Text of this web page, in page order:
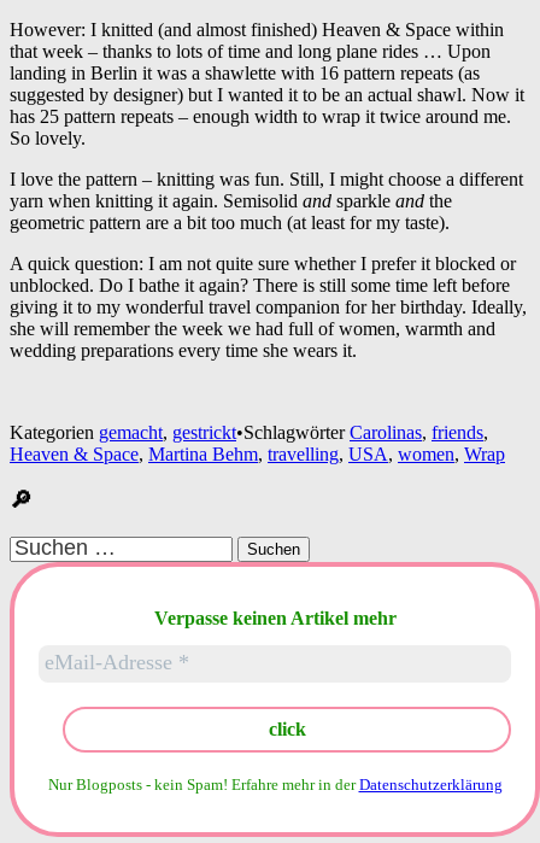
However: I knitted (and almost finished) Heaven & Space within
that week – thanks to lots of time and long plane rides … Upon
landing in Berlin it was a shawlette with 16 pattern repeats (as
suggested by designer) but I wanted it to be an actual shawl. Now it
has 25 pattern repeats – enough width to wrap it twice around me.
So lovely.
I love the pattern – knitting was fun. Still, I might choose a different
yarn when knitting it again. Semisolid and sparkle and the
geometric pattern are a bit too much (at least for my taste).
A quick question: I am not quite sure whether I prefer it blocked or
unblocked. Do I bathe it again? There is still some time left before
giving it to my wonderful travel companion for her birthday. Ideally,
she will remember the week we had full of women, warmth and
wedding preparations every time she wears it.
Kategorien gemacht, gestrickt•SchlagwörterCarolinas, friends,
Heaven & Space, Martina Behm, travelling, USA, women, Wrap
🔎
Suchen
nach:
Verpasse keinen Artikel mehr
Nur Blogposts - kein Spam! Erfahre mehr in derDatenschutzerklärung